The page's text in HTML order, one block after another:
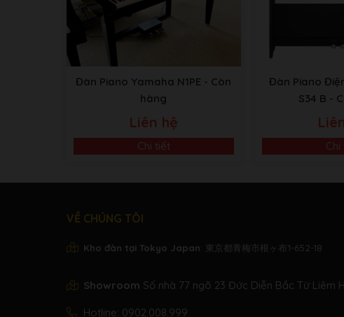
Đàn Piano Yamaha N1PE - Còn
hàng
Liên hệ
Chi tiết
Đàn Piano
S34 B -
VỀ CHÚNG TÔI
Kho đàn tại Tokyo Japan: 東京都青梅市根ヶ布1-652-18
Showroom Số nhà 77 ngõ 23 Đức Diễn Bắc Từ Liêm
Hotline: 0902.008.999